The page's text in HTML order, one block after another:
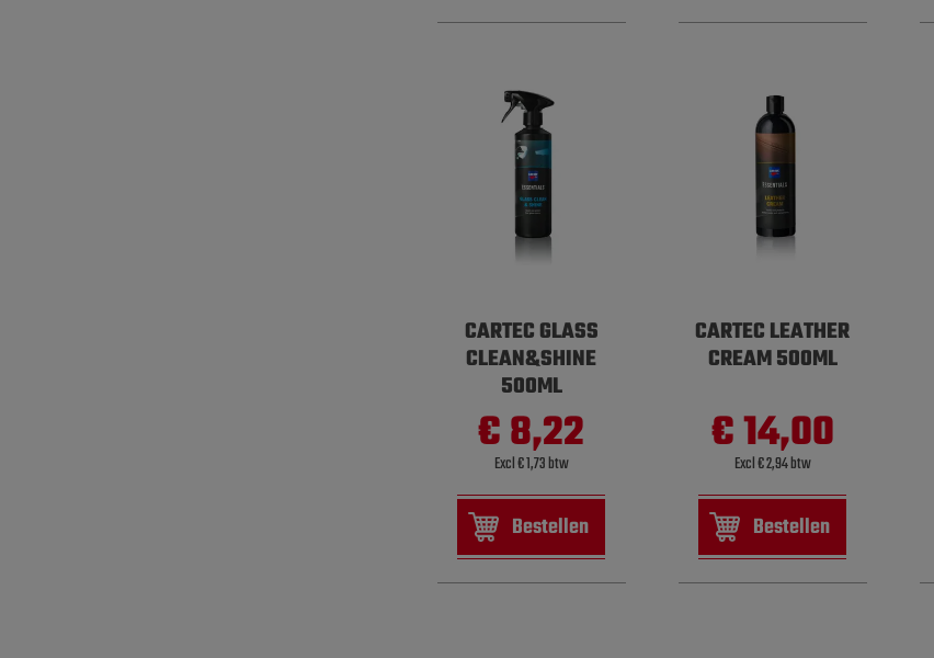
CARTEC GLASS
CLEAN&SHINE
500ML
€ 8,22
Excl € 1,73 btw
Bestellen
CARTEC LEATHER
CREAM 500ML
€ 14,00
Excl € 2,94 btw
Bestellen